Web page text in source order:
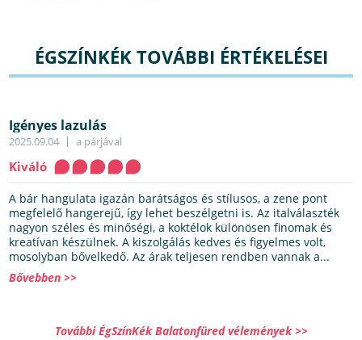
ÉGSZÍNKÉK TOVÁBBI ÉRTÉKELÉSEI
Igényes lazulás
2025.09.04 a párjával
Kiváló
A bár hangulata igazán barátságos és stílusos, a zene pont
megfelelő hangerejű, így lehet beszélgetni is. Az italválaszték
nagyon széles és minőségi, a koktélok különösen finomak és
kreatívan készülnek. A kiszolgálás kedves és figyelmes volt,
mosolyban bővelkedő. Az árak teljesen rendben vannak a...
Bővebben >>
További ÉgSzínKék Balatonfüred vélemények >>